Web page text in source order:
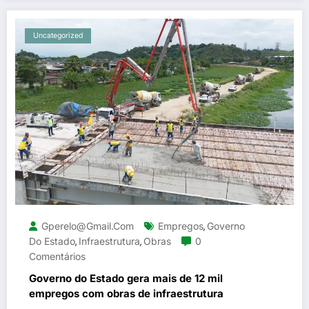
Uncategorized
Gperelo@gmail.com Empregos, Governo
Do Estado, Infraestrutura, Obras
0
Comentários
Governo do Estado gera mais de 12 mil
empregos com obras de infraestrutura